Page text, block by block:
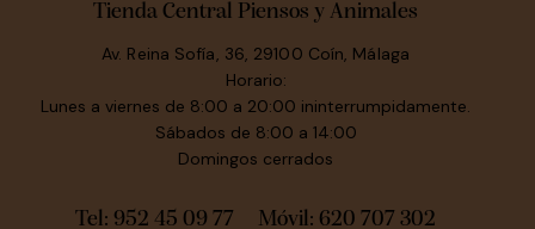
Tienda Central Piensos y Animales
Av. Reina Sofía, 36, 29100 Coín, Málaga
Horario:
Lunes a viernes de 8:00 a 20:00 ininterrumpidamente.
Sábados de 8:00 a 14:00
Domingos cerrados
Tel: 952 45 09 77 Móvil: 620 707 302